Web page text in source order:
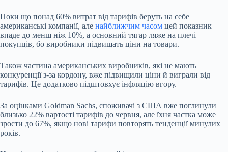
Поки що понад 60% витрат від тарифів беруть на себе
американські компанії, але найближчим часом цей показник
впаде до менш ніж 10%, а основний тягар ляже на плечі
покупців, бо виробники підвищать ціни на товари.
Також частина американських виробників, які не мають
конкуренції з-за кордону, вже підвищили ціни й виграли від
тарифів. Це додатково підштовхує інфляцію вгору.
За оцінками Goldman Sachs, споживачі з США вже поглинули
близько 22% вартості тарифів до червня, але їхня частка може
зрости до 67%, якщо нові тарифи повторять тенденції минулих
років.